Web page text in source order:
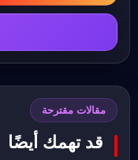
مقالات مقترحة
قد تهمك أيضًا